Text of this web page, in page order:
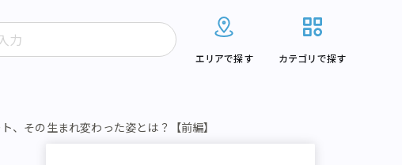
エリアで探す カテゴリで探す
、その生まれ変わった姿とは？【前編】